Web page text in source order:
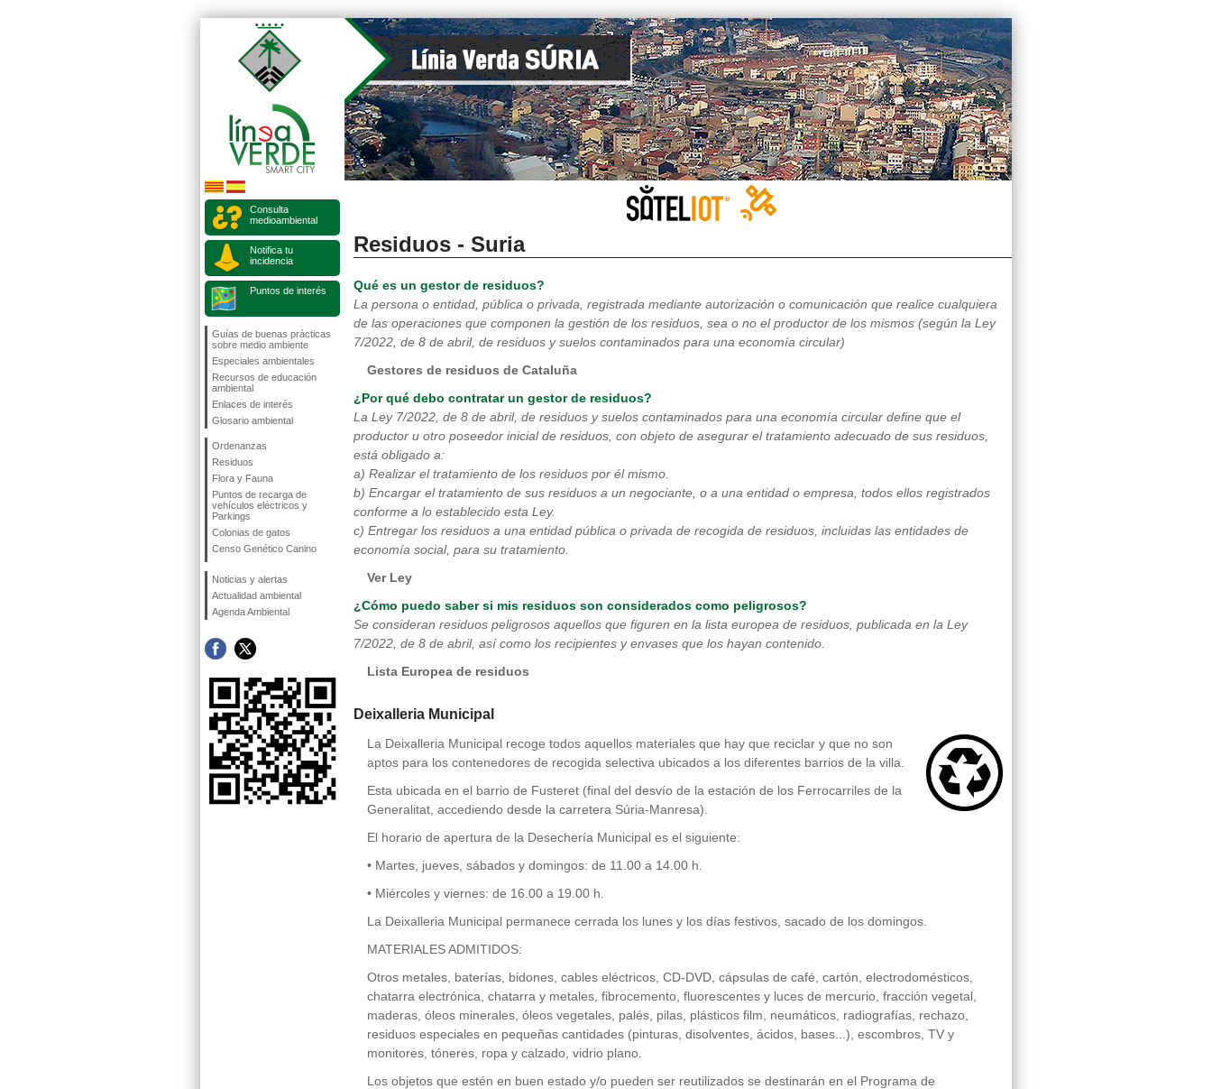
Consulta
medioambiental
Notifica tu
incidencia
Puntos de interés
Guías de buenas prácticas
sobre medio ambiente
Especiales ambientales
Recursos de educación
ambiental
Enlaces de interés
Glosario ambiental
Ordenanzas
Residuos
Flora y Fauna
Puntos de recarga de
vehículos eléctricos y
Parkings
Colonias de gatos
Censo Genético Canino
Noticias y alertas
Actualidad ambiental
Agenda Ambiental
Residuos - Suria
Qué es un gestor de residuos?
La persona o entidad, pública o privada, registrada mediante autorización o comunicación que realice cualquiera
de las operaciones que componen la gestión de los residuos, sea o no el productor de los mismos (según la Ley
7/2022, de 8 de abril, de residuos y suelos contaminados para una economía circular)
Gestores de residuos de Cataluña
¿Por qué debo contratar un gestor de residuos?
La Ley 7/2022, de 8 de abril, de residuos y suelos contaminados para una economía circular define que el
productor u otro poseedor inicial de residuos, con objeto de asegurar el tratamiento adecuado de sus residuos,
está obligado a:
a) Realizar el tratamiento de los residuos por él mismo.
b) Encargar el tratamiento de sus residuos a un negociante, o a una entidad o empresa, todos ellos registrados
conforme a lo establecido esta Ley.
c) Entregar los residuos a una entidad pública o privada de recogida de residuos, incluidas las entidades de
economía social, para su tratamiento.
Ver Ley
¿Cómo puedo saber si mis residuos son considerados como peligrosos?
Se consideran residuos peligrosos aquellos que figuren en la lista europea de residuos, publicada en la Ley
7/2022, de 8 de abril, así como los recipientes y envases que los hayan contenido.
Lista Europea de residuos
Deixalleria Municipal
La Deixalleria Municipal recoge todos aquellos materiales que hay que reciclar y que no son
aptos para los contenedores de recogida selectiva ubicados a los diferentes barrios de la villa.
Esta ubicada en el barrio de Fusteret (final del desvío de la estación de los Ferrocarriles de la
Generalitat, accediendo desde la carretera Súria-Manresa).
El horario de apertura de la Desechería Municipal es el siguiente:
• Martes, jueves, sábados y domingos: de 11.00 a 14.00 h.
• Miércoles y viernes: de 16.00 a 19.00 h.
La Deixalleria Municipal permanece cerrada los lunes y los días festivos, sacado de los domingos.
MATERIALES ADMITIDOS:
Otros metales, baterías, bidones, cables eléctricos, CD-DVD, cápsulas de café, cartón, electrodomésticos,
chatarra electrónica, chatarra y metales, fibrocemento, fluorescentes y luces de mercurio, fracción vegetal,
maderas, óleos minerales, óleos vegetales, palés, pilas, plásticos film, neumáticos, radiografías, rechazo,
residuos especiales en pequeñas cantidades (pinturas, disolventes, ácidos, bases...), escombros, TV y
monitores, tóneres, ropa y calzado, vidrio plano.
Los objetos que estén en buen estado y/o pueden ser reutilizados se destinarán en el Programa de